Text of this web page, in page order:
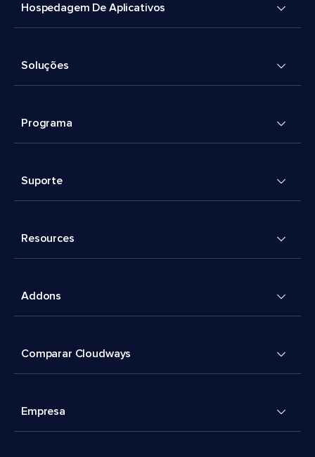
Hospedagem De Aplicativos
Soluções
Programa
Suporte
Resources
Addons
Comparar Cloudways
Empresa